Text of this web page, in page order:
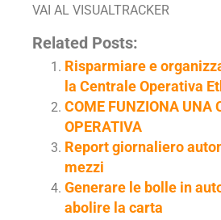
VAI AL VISUALTRACKER
Related Posts:
Risparmiare e
la Centrale Operativa
COME FUNZIONA UNA
OPERATIVA
Report giornaliero
mezzi
Generare le bolle in
abolire la carta